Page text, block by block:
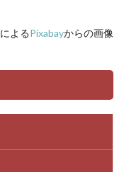
によるPixabayからの画像